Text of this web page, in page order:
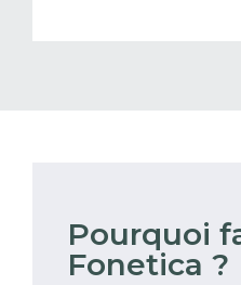
Pourquoi
Fonetica ?